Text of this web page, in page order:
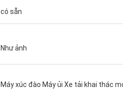
có sẵn
Như ảnh
Máy xúc đào Máy ủi Xe tải khai thác